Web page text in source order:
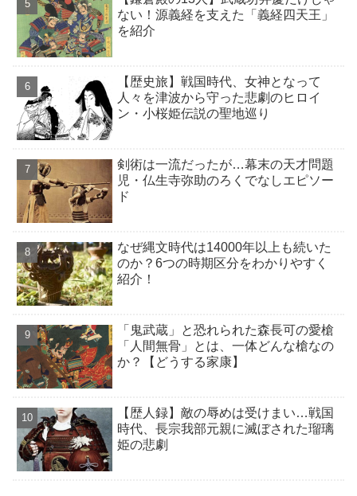
ない！源義経を支えた「義経四天王」
を紹介
【歴史旅】戦国時代、女神となって
人々を津波から守った悲劇のヒロイ
ン・小桜姫伝説の聖地巡り
剣術は一流だったが…幕末の天才問題
児・仏生寺弥助のろくでなしエピソー
ド
なぜ縄文時代は14000年以上も続いた
のか？6つの時期区分をわかりやすく
紹介！
「鬼武蔵」と恐れられた森長可の愛槍
「人間無骨」とは、一体どんな槍なの
か？【どうする家康】
【歴人録】敵の辱めは受けまい…戦国
時代、長宗我部元親に滅ぼされた瑠璃
姫の悲劇